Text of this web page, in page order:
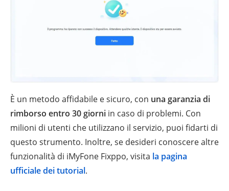
È un metodo affidabile e sicuro, con una garanzia di
rimborso entro 30 giorni in caso di problemi. Con
milioni di utenti che utilizzano il servizio, puoi fidarti di
questo strumento. Inoltre, se desideri conoscere altre
funzionalità di iMyFone Fixppo, visita la pagina
ufficiale dei tutorial.